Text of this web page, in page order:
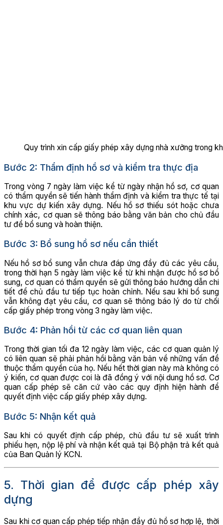
Quy trình xin cấp giấy phép xây dựng nhà xưởng trong
Bước 2: Thẩm định hồ sơ và kiểm tra thực địa
Trong vòng 7 ngày làm việc kể từ ngày nhận hồ sơ, cơ quan
có thẩm quyền sẽ tiến hành thẩm định và kiểm tra thực tế tại
khu vực dự kiến xây dựng. Nếu hồ sơ thiếu sót hoặc chưa
chính xác, cơ quan sẽ thông báo bằng văn bản cho chủ đầu
tư để bổ sung và hoàn thiện.
Bước 3: Bổ sung hồ sơ nếu cần thiết
Nếu hồ sơ bổ sung vẫn chưa đáp ứng đầy đủ các yêu cầu,
trong thời hạn 5 ngày làm việc kể từ khi nhận được hồ sơ bổ
sung, cơ quan có thẩm quyền sẽ gửi thông báo hướng dẫn chi
tiết để chủ đầu tư tiếp tục hoàn chỉnh. Nếu sau khi bổ sung
vẫn không đạt yêu cầu, cơ quan sẽ thông báo lý do từ chối
cấp giấy phép trong vòng 3 ngày làm việc.
Bước 4: Phản hồi từ các cơ quan liên quan
Trong thời gian tối đa 12 ngày làm việc, các cơ quan quản lý
có liên quan sẽ phải phản hồi bằng văn bản về những vấn đề
thuộc thẩm quyền của họ. Nếu hết thời gian này mà không có
ý kiến, cơ quan được coi là đã đồng ý với nội dung hồ sơ. Cơ
quan cấp phép sẽ căn cứ vào các quy định hiện hành để
quyết định việc cấp giấy phép xây dựng.
Bước 5: Nhận kết quả
Sau khi có quyết định cấp phép, chủ đầu tư sẽ xuất trình
phiếu hẹn, nộp lệ phí và nhận kết quả tại Bộ phận trả kết quả
của Ban Quản lý KCN.
5. Thời gian để được cấp phép xây
dựng
Sau khi cơ quan cấp phép tiếp nhận đầy đủ hồ sơ hợp lệ, thời